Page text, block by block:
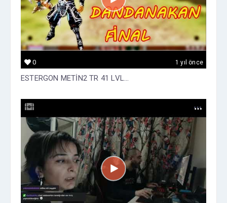
1 yıl önce
0
ESTERGON METİN2 TR 41 LVL...